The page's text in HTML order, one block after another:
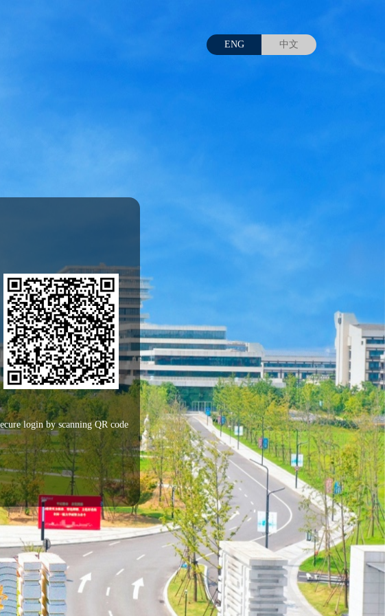
ENG 中文
login by scanning QR code